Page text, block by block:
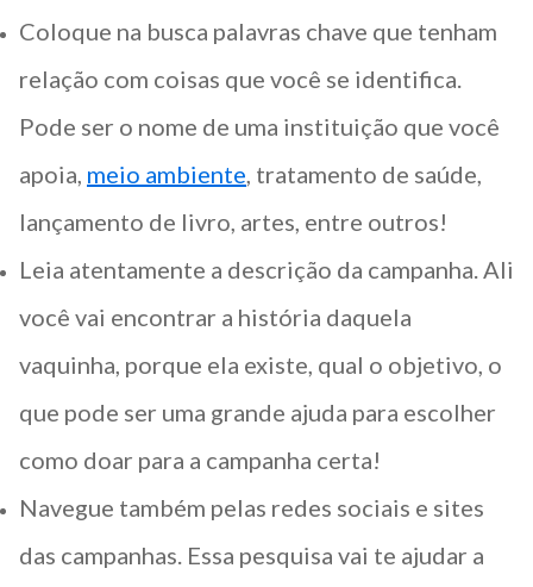
Coloque na busca palavras chave que tenham
relação com coisas que você se identifica.
Pode ser o nome de uma instituição que você
apoia, meio ambiente, tratamento de saúde,
lançamento de livro, artes, entre outros!
Leia atentamente a descrição da campanha. Ali
você vai encontrar a história daquela
vaquinha, porque ela existe, qual o objetivo, o
que pode ser uma grande ajuda para escolher
como doar para a campanha certa!
Navegue também pelas redes sociais e sites
das campanhas. Essa pesquisa vai te ajudar a